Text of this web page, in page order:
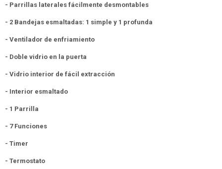
- Parrillas laterales fácilmente desmontables
- 2 Bandejas esmaltadas: 1 simple y 1 profunda
- Ventilador de enfriamiento
- Doble vidrio en la puerta
- Vidrio interior de fácil extracción
- Interior esmaltado
- 1 Parrilla
- 7 Funciones
- Timer
- Termostato